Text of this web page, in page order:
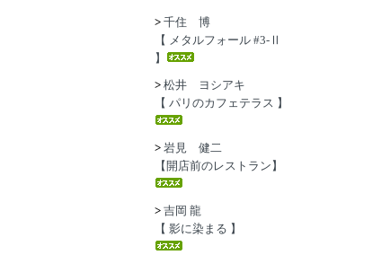
> 千住 博
【 メタルフォール #3-Ⅱ
】
> 松井 ヨシアキ
【 パリのカフェテラス 】
> 岩見 健二
【開店前のレストラン】
> 吉岡 龍
【 影に染まる 】